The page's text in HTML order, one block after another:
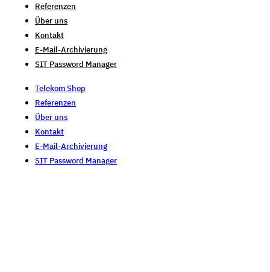
Referenzen
Über uns
Kontakt
E-Mail-Archivierung
SIT Password Manager
Telekom Shop
Referenzen
Über uns
Kontakt
E-Mail-Archivierung
SIT Password Manager